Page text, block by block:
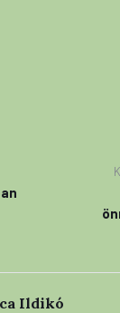
Ildikó